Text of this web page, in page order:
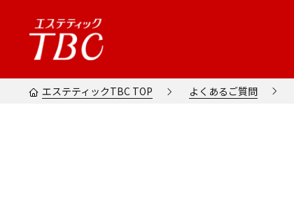
エステティックTBC TOP よくあるご質問